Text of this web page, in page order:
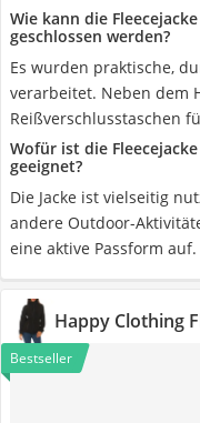
Wie kann die
geschlossen werden?
Es wurden praktische,
verarbeitet. Neben dem
Reißverschlusstaschen
Wofür ist die
geeignet?
Die Jacke ist vielseitig
andere Outdoor-
eine aktive Passform auf.
Happy Clothing
Bestseller